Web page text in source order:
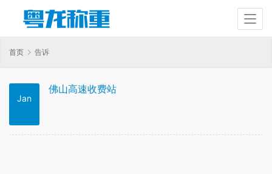
首页 告诉
Jan
佛山高速收费站